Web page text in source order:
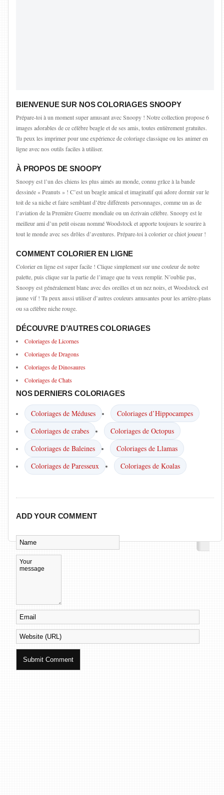
BIENVENUE SUR NOS COLORIAGES SNOOPY
Prépare-toi à un moment super amusant avec Snoopy ! Notre collection propose 6
images adorables de ce célèbre beagle et de ses amis, toutes entièrement gratuites.
Tu peux les imprimer pour une expérience de coloriage classique ou les animer en
ligne avec nos outils faciles à utiliser.
À PROPOS DE SNOOPY
Snoopy est l’un des chiens les plus aimés au monde, connu grâce à la bande
dessinée « Peanuts » ! C’est un beagle amical et imaginatif qui adore dormir sur le
toit de sa niche et faire semblant d’être différents personnages, comme un as de
l’aviation de la Première Guerre mondiale ou un écrivain célèbre. Snoopy est le
meilleur ami d’un petit oiseau nommé Woodstock et apporte toujours le sourire à
tout le monde avec ses drôles d’aventures. Prépare-toi à colorier ce chiot joueur !
COMMENT COLORIER EN LIGNE
Colorier en ligne est super facile ! Clique simplement sur une couleur de notre
palette, puis clique sur la partie de l’image que tu veux remplir. N’oublie pas,
Snoopy est généralement blanc avec des oreilles et un nez noirs, et Woodstock est
jaune vif ! Tu peux aussi utiliser d’autres couleurs amusantes pour les arrière-plans
ou sa célèbre niche rouge.
DÉCOUVRE D’AUTRES COLORIAGES
Coloriages de Licornes
Coloriages de Dragons
Coloriages de Dinosaures
Coloriages de Chats
NOS DERNIERS COLORIAGES
Coloriages de Méduses
Coloriages d’Hippocampes
Coloriages de crabes
Coloriages de Octopus
Coloriages de Baleines
Coloriages de Llamas
Coloriages de Paresseux
Coloriages de Koalas
ADD YOUR COMMENT